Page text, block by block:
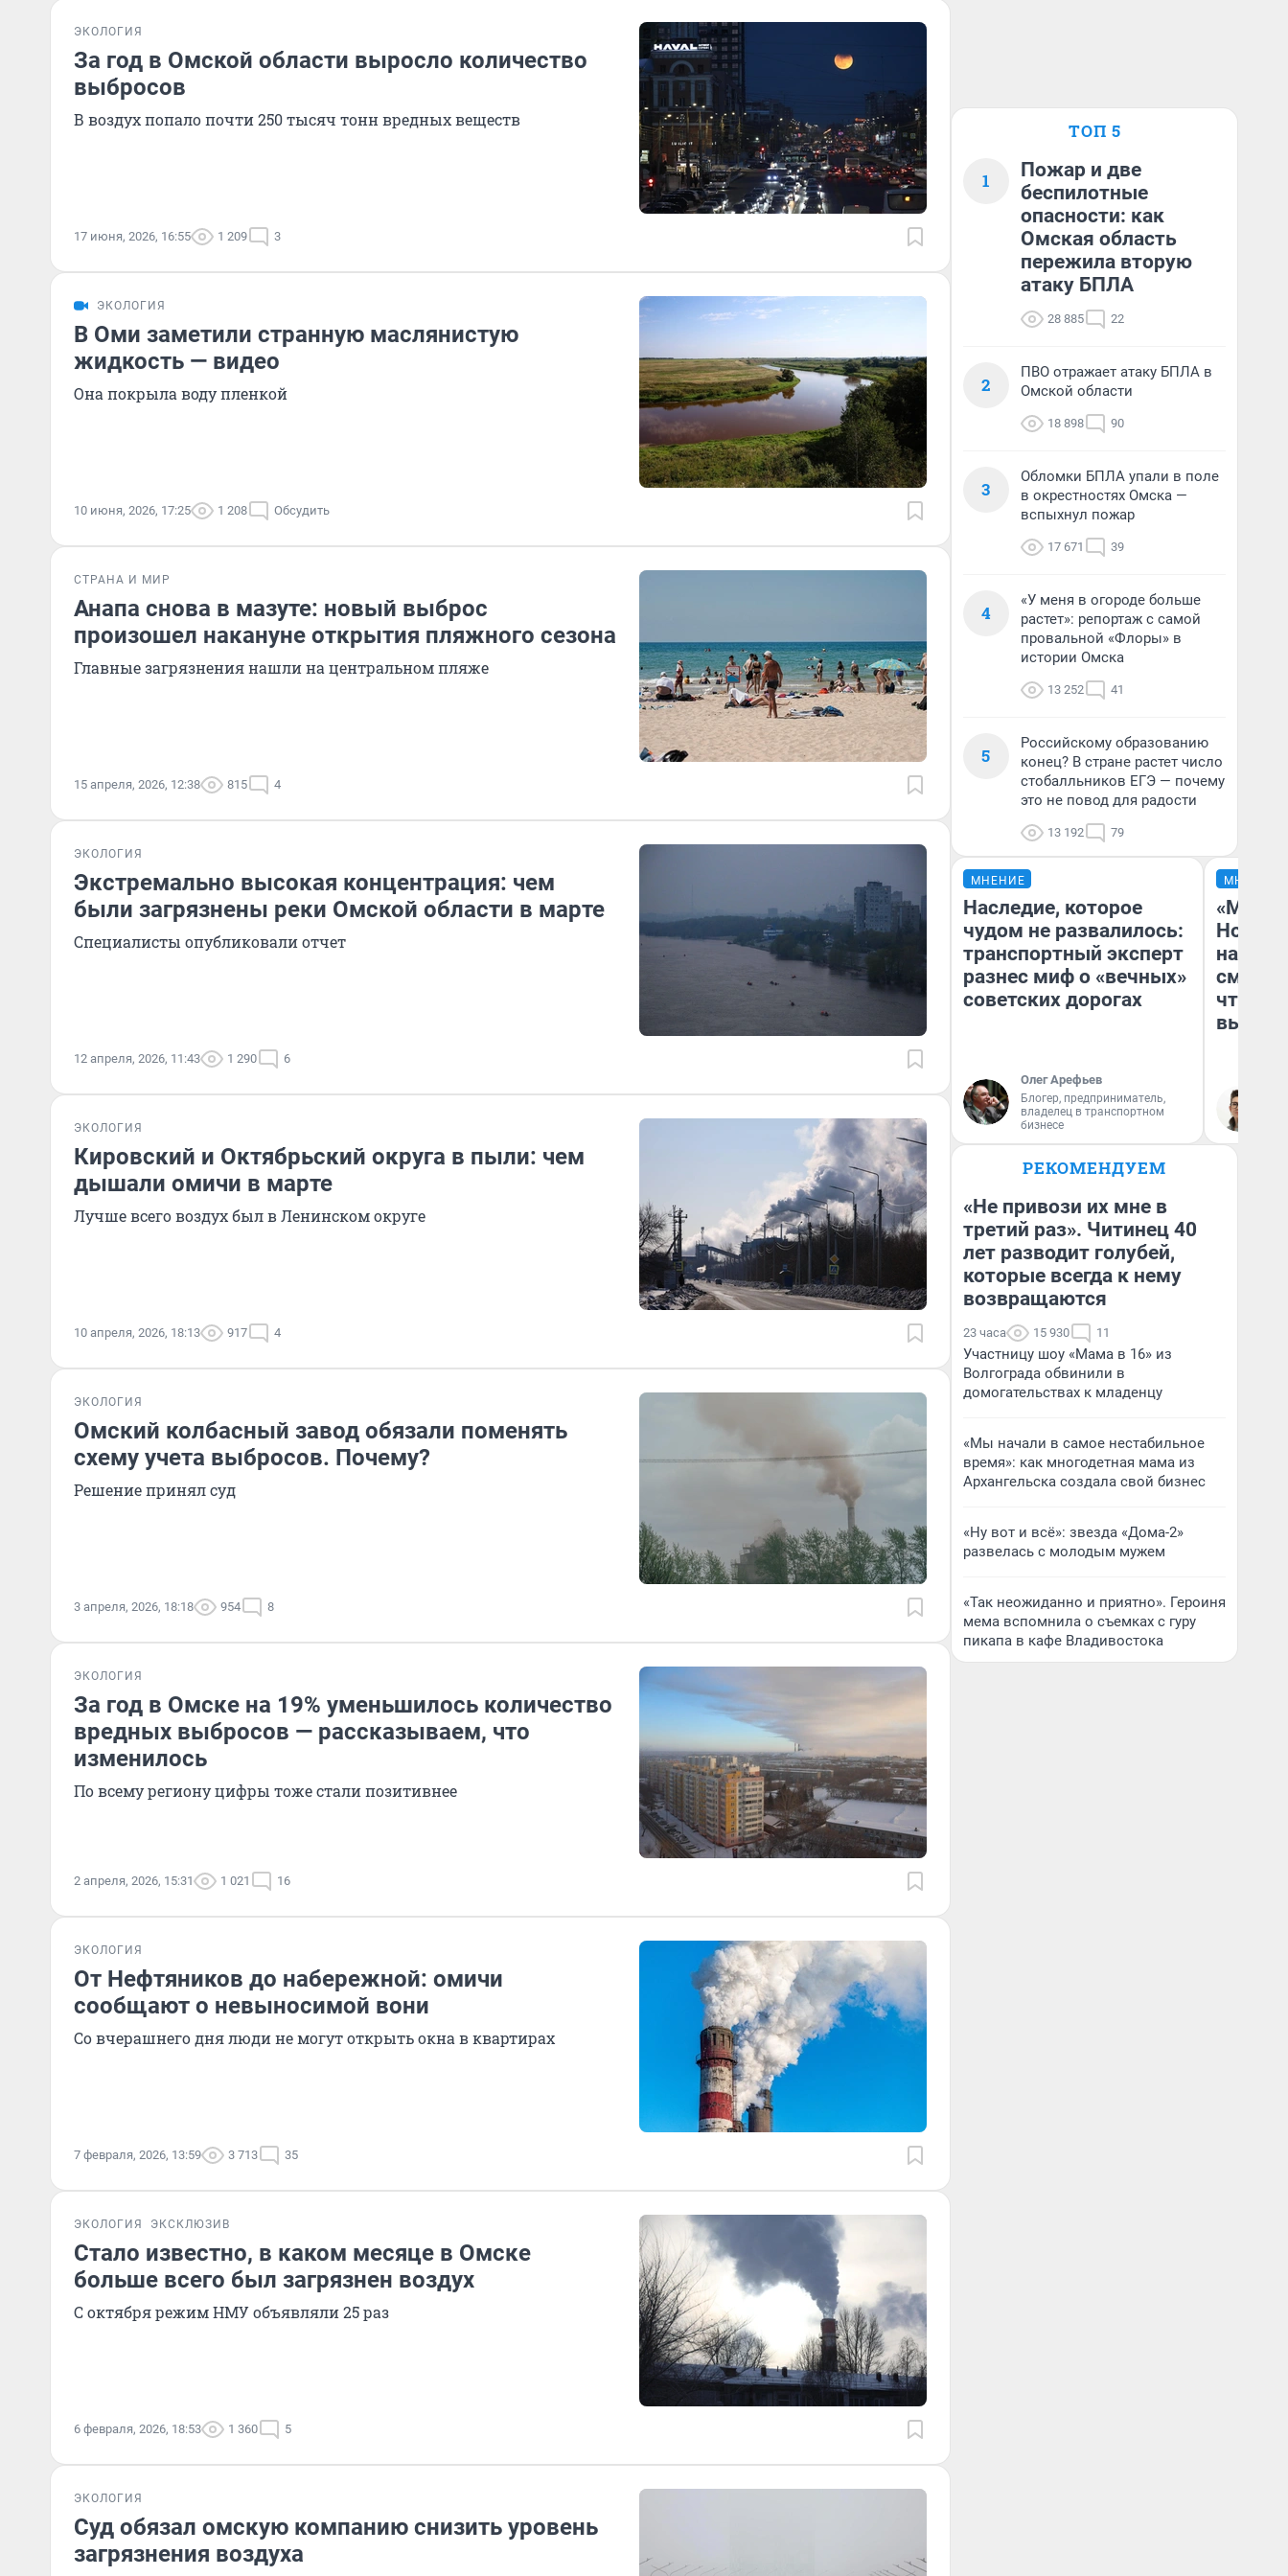
ЭКОЛОГИЯ
За год в Омской области выросло количество
выбросов
В воздух попало почти 250 тысяч тонн вредных веществ
17 июня, 2026, 16:55 1 209 3
ЭКОЛОГИЯ
В Оми заметили странную маслянистую
жидкость — видео
Она покрыла воду пленкой
10 июня, 2026, 17:25 1 208 Обсудить
СТРАНА И МИР
Анапа снова в мазуте: новый выброс
произошел накануне открытия пляжного сезона
Главные загрязнения нашли на центральном пляже
15 апреля, 2026, 12:38 815 4
ЭКОЛОГИЯ
Экстремально высокая концентрация: чем
были загрязнены реки Омской области в марте
Специалисты опубликовали отчет
12 апреля, 2026, 11:43 1 290 6
ЭКОЛОГИЯ
Кировский и Октябрьский округа в пыли: чем
дышали омичи в марте
Лучше всего воздух был в Ленинском округе
10 апреля, 2026, 18:13 917 4
ЭКОЛОГИЯ
Омский колбасный завод обязали поменять
схему учета выбросов. Почему?
Решение принял суд
3 апреля, 2026, 18:18 954 8
ЭКОЛОГИЯ
За год в Омске на 19% уменьшилось количество
вредных выбросов — рассказываем, что
изменилось
По всему региону цифры тоже стали позитивнее
2 апреля, 2026, 15:31 1 021 16
ЭКОЛОГИЯ
От Нефтяников до набережной: омичи
сообщают о невыносимой вони
Со вчерашнего дня люди не могут открыть окна в квартирах
7 февраля, 2026, 13:59 3 713 35
ЭКОЛОГИЯ ЭКСКЛЮЗИВ
Стало известно, в каком месяце в Омске
больше всего был загрязнен воздух
С октября режим НМУ объявляли 25 раз
6 февраля, 2026, 18:53 1 360 5
ЭКОЛОГИЯ
Суд обязал омскую компанию снизить уровень
загрязнения воздуха
ТОП 5
1
Пожар и две
беспилотные
опасности: как
Омская область
пережила вторую
атаку БПЛА
28 885 22
2
ПВО отражает атаку БПЛА в
Омской области
18 898 90
3
Обломки БПЛА упали в поле
в окрестностях Омска —
вспыхнул пожар
17 671 39
4
«У меня в огороде больше
растет»: репортаж с самой
провальной «Флоры» в
истории Омска
13 252 41
5
Российскому образованию
конец? В стране растет число
стобалльников ЕГЭ — почему
это не повод для радости
13 192 79
МНЕНИЕ
Наследие, которое
чудом не развалилось:
транспортный эксперт
разнес миф о «вечных»
советских дорогах
Олег Арефьев
Блогер, предприниматель,
владелец в транспортном
бизнесе
МНЕНИЕ
«Мы
чтобы
РЕКОМЕНДУЕМ
«Не привози их мне в
третий раз». Читинец 40
лет разводит голубей,
которые всегда к нему
возвращаются
23 часа 15 930 11
Участницу шоу «Мама в 16» из
Волгограда обвинили в
домогательствах к младенцу
«Мы начали в самое нестабильное
время»: как многодетная мама из
Архангельска создала свой бизнес
«Ну вот и всё»: звезда «Дома-2»
развелась с молодым мужем
«Так неожиданно и приятно». Героиня
мема вспомнила о съемках с гуру
пикапа в кафе Владивостока